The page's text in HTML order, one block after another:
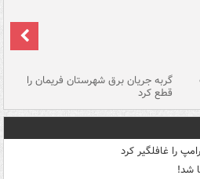
گربه جریان برق شهرستان فریمان را
قطع کرد
را غافلگیر کرد
شد!